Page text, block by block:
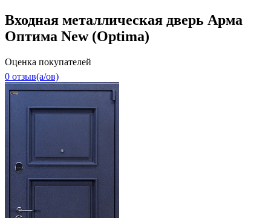
Входная металлическая дверь Арма
Оптима New (Optima)
Оценка покупателей
0 отзыв(a/ов)